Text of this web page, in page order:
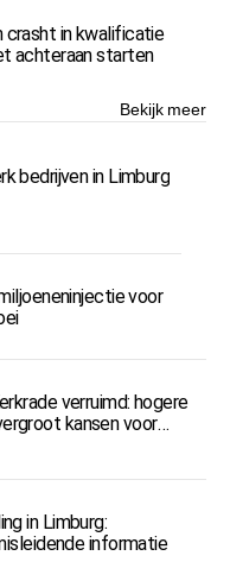
crasht in kwalificatie
achteraan starten
Bekijk meer
bedrijven in Limburg
voor
verruimd: hogere
kansen voor
in Limburg:
informatie